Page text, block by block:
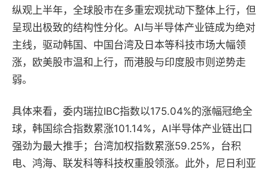
纵观上半年，全球股市在多重宏观扰动下整体上行，但
呈现出极致的结构性分化。AI与半导体产业链成为绝对
主线，驱动韩国、中国台湾及日本等科技市场大幅领
涨，欧美股市温和上行，而港股与印度股市则逆势走
弱。
具体来看， 委内瑞拉IBC指数以175.04%的涨幅冠绝全
球，韩国综合指数累涨101.14%，AI半导体产业链出口
强劲为最大推手；台湾加权指数累涨59.25%，台积
电、鸿海、 联发科等科技权重股领涨。此外，尼日利亚